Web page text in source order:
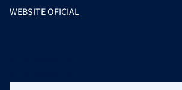
WEBSITE OFICIAL